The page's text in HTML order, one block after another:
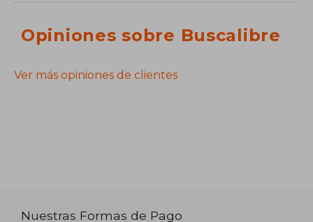
Opiniones sobre Buscalibre
Ver más opiniones de clientes
Nuestras Formas de Pago